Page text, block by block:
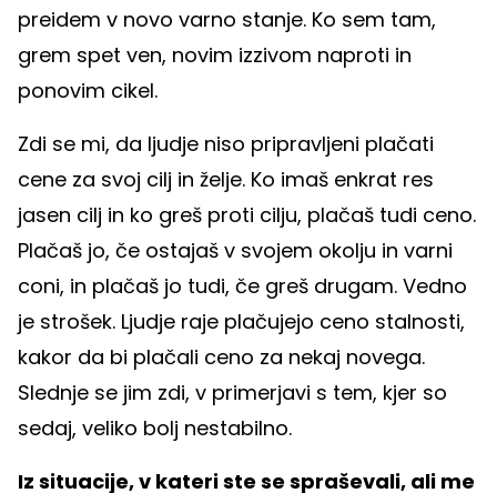
preidem v novo varno stanje. Ko sem tam,
grem spet ven, novim izzivom naproti in
ponovim cikel.
Zdi se mi, da ljudje niso pripravljeni plačati
cene za svoj cilj in želje. Ko imaš enkrat res
jasen cilj in ko greš proti cilju, plačaš tudi ceno.
Plačaš jo, če ostajaš v svojem okolju in varni
coni, in plačaš jo tudi, če greš drugam. Vedno
je strošek. Ljudje raje plačujejo ceno stalnosti,
kakor da bi plačali ceno za nekaj novega.
Slednje se jim zdi, v primerjavi s tem, kjer so
sedaj, veliko bolj nestabilno.
Iz situacije, v kateri ste se spraševali, ali me